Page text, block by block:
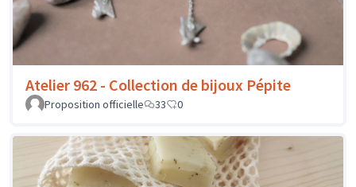
Atelier 962 - Collection de bijoux Pépite
Proposition officielle 33 0